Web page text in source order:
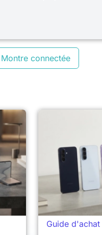
Montre connectée
Guide d'achat